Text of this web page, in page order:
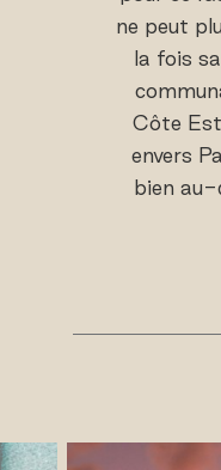
ne peut
la fois
Côte
envers
bien au-